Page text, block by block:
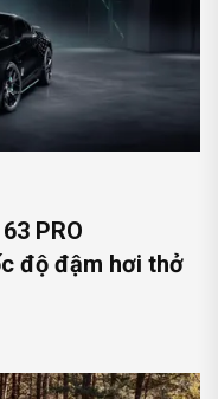
PRO
độ đậm hơi thở